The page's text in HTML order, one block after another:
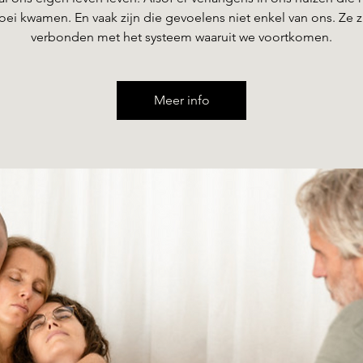
kwamen. En vaak zijn die gevoelens niet enkel van ons. Ze
Meer info